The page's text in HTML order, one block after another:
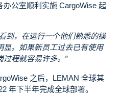
办公室顺利实施 CargoWise 起
到，在运行一个他们熟悉的操
显。如果新员工过去已有使用
过程就容易许多。”
之后，LEMAN 全球其
年下半年完成全球部署。